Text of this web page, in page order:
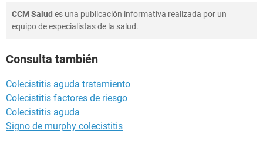
CCM Salud es una publicación informativa realizada por un
equipo de especialistas de la salud.
Consulta también
Colecistitis aguda tratamiento
Colecistitis factores de riesgo
Colecistitis aguda
Signo de murphy colecistitis